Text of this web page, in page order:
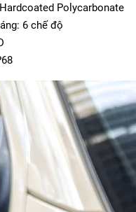
Polycarbonate
6 chế độ